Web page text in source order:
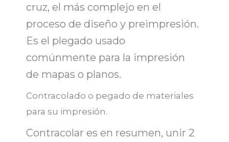
cruz, el más complejo en el
proceso de diseño y preimpresión.
Es el plegado usado
comúnmente para la impresión
de mapas o planos.
Contracolado o pegado de materiales
para su impresión.
Contracolar es en resumen, unir 2